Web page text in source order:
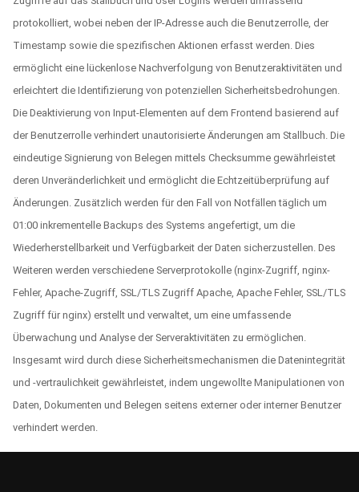
protokolliert, wobei neben der IP-Adresse auch die Benutzerrolle, der
Timestamp sowie die spezifischen Aktionen erfasst werden. Dies
ermöglicht eine lückenlose Nachverfolgung von Benutzeraktivitäten und
erleichtert die Identifizierung von potenziellen Sicherheitsbedrohungen.
Die Deaktivierung von Input-Elementen auf dem Frontend basierend auf
der Benutzerrolle verhindert unautorisierte Änderungen am Stallbuch. Die
eindeutige Signierung von Belegen mittels Checksumme gewährleistet
deren Unveränderlichkeit und ermöglicht die Echtzeitüberprüfung auf
Änderungen. Zusätzlich werden für den Fall von Notfällen täglich um
01:00 inkrementelle Backups des Systems angefertigt, um die
Wiederherstellbarkeit und Verfügbarkeit der Daten sicherzustellen. Des
Weiteren werden verschiedene Serverprotokolle (nginx-Zugriff, nginx-
Fehler, Apache-Zugriff, SSL/TLS Zugriff Apache, Apache Fehler, SSL/TLS
Zugriff für nginx) erstellt und verwaltet, um eine umfassende
Überwachung und Analyse der Serveraktivitäten zu ermöglichen.
Insgesamt wird durch diese Sicherheitsmechanismen die Datenintegrität
und -vertraulichkeit gewährleistet, indem ungewollte Manipulationen von
Daten, Dokumenten und Belegen seitens externer oder interner Benutzer
verhindert werden.